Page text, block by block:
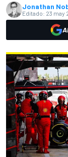
Jonathan
Editado: 23 may